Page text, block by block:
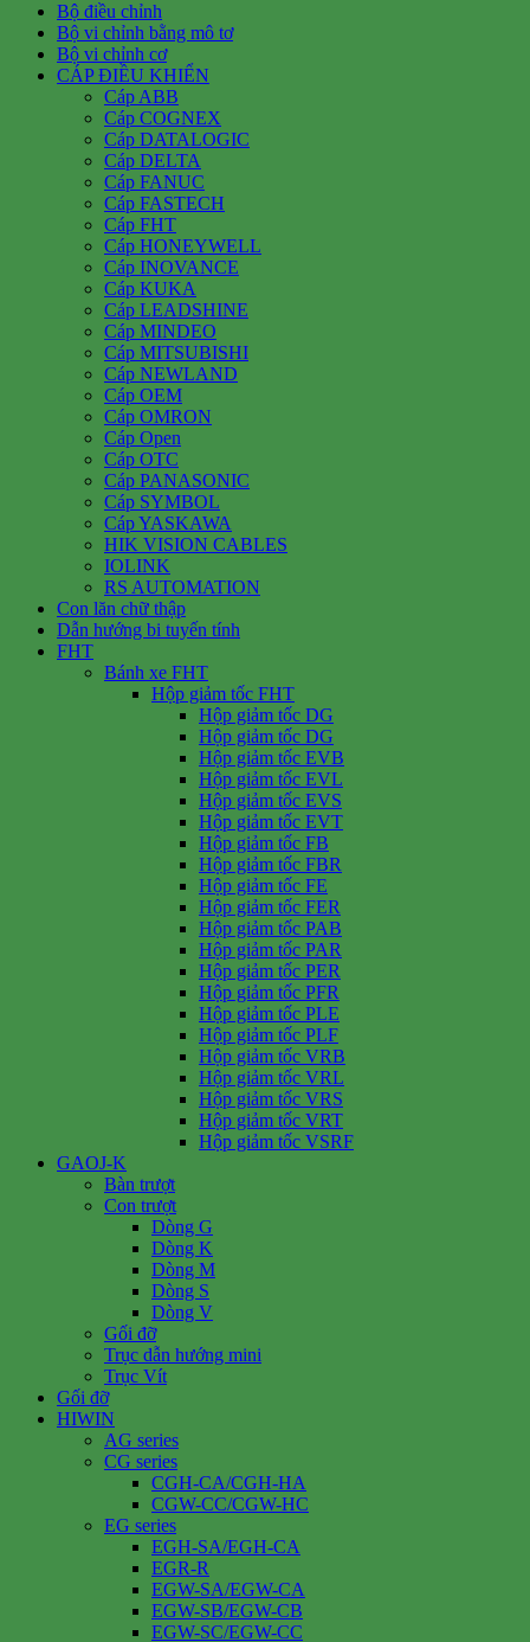
Bộ điều chỉnh
Bộ vi chỉnh bằng mô tơ
Bộ vi chỉnh cơ
CÁP ĐIỀU KHIỂN
Cáp ABB
Cáp COGNEX
Cáp DATALOGIC
Cáp DELTA
Cáp FANUC
Cáp FASTECH
Cáp FHT
Cáp HONEYWELL
Cáp INOVANCE
Cáp KUKA
Cáp LEADSHINE
Cáp MINDEO
Cáp MITSUBISHI
Cáp NEWLAND
Cáp OEM
Cáp OMRON
Cáp Open
Cáp OTC
Cáp PANASONIC
Cáp SYMBOL
Cáp YASKAWA
HIK VISION CABLES
IOLINK
RS AUTOMATION
Con lăn chữ thập
Dẫn hướng bi tuyến tính
FHT
Bánh xe FHT
Hộp giảm tốc FHT
Hộp giảm tốc DG
Hộp giảm tốc DG
Hộp giảm tốc EVB
Hộp giảm tốc EVL
Hộp giảm tốc EVS
Hộp giảm tốc EVT
Hộp giảm tốc FB
Hộp giảm tốc FBR
Hộp giảm tốc FE
Hộp giảm tốc FER
Hộp giảm tốc PAB
Hộp giảm tốc PAR
Hộp giảm tốc PER
Hộp giảm tốc PFR
Hộp giảm tốc PLE
Hộp giảm tốc PLF
Hộp giảm tốc VRB
Hộp giảm tốc VRL
Hộp giảm tốc VRS
Hộp giảm tốc VRT
Hộp giảm tốc VSRF
GAOJ-K
Bàn trượt
Con trượt
Dòng G
Dòng K
Dòng M
Dòng S
Dòng V
Gối đỡ
Trục dẫn hướng mini
Trục Vít
Gối đỡ
HIWIN
AG series
CG series
CGH-CA/CGH-HA
CGW-CC/CGW-HC
EG series
EGH-SA/EGH-CA
EGR-R
EGW-SA/EGW-CA
EGW-SB/EGW-CB
EGW-SC/EGW-CC